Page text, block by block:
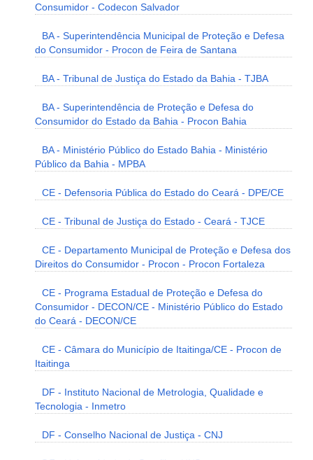
Consumidor - Codecon Salvador
BA - Superintendência Municipal de Proteção e Defesa
do Consumidor - Procon de Feira de Santana
BA - Tribunal de Justiça do Estado da Bahia - TJBA
BA - Superintendência de Proteção e Defesa do
Consumidor do Estado da Bahia - Procon Bahia
BA - Ministério Público do Estado Bahia - Ministério
Público da Bahia - MPBA
CE - Defensoria Pública do Estado do Ceará - DPE/CE
CE - Tribunal de Justiça do Estado - Ceará - TJCE
CE - Departamento Municipal de Proteção e Defesa dos
Direitos do Consumidor - Procon - Procon Fortaleza
CE - Programa Estadual de Proteção e Defesa do
Consumidor - DECON/CE - Ministério Público do Estado
do Ceará - DECON/CE
CE - Câmara do Município de Itaitinga/CE - Procon de
Itaitinga
DF - Instituto Nacional de Metrologia, Qualidade e
Tecnologia - Inmetro
DF - Conselho Nacional de Justiça - CNJ